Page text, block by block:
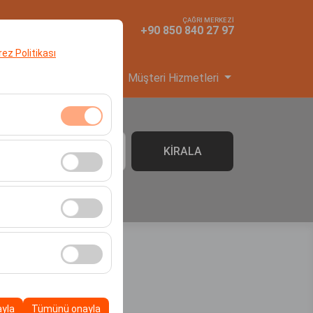
Politikası
Devre dışı
analiz
için kullanılır.
Tümünü onayla
ÇAĞRI MERKEZİ
+90 850 840 27 97
Müşteri Hizmetleri
06:00 KİRALA